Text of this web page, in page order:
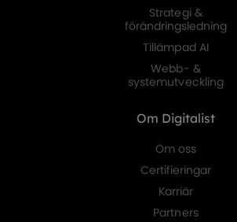
Strategi &
förändringsledning
Tillämpad AI
Webb- &
systemutveckling
Om Digitalist
Om oss
Certifieringar
Karriär
Partners